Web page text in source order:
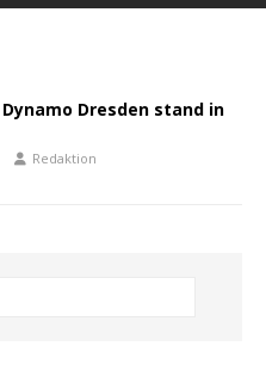
Dresden stand in
Redaktion